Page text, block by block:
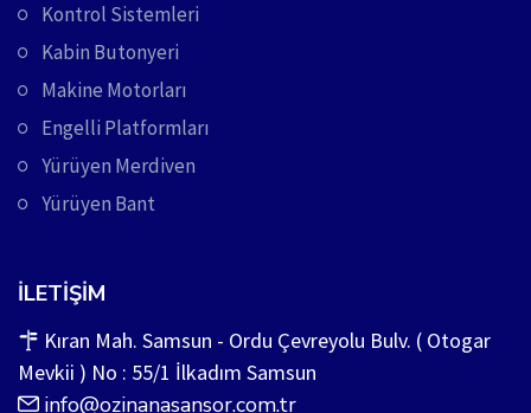
Kontrol Sistemleri
Kabin Butonyeri
Makine Motorları
Engelli Platformları
Yürüyen Merdiven
Yürüyen Bant
İLETIŞIM
Kıran Mah. Samsun - Ordu Çevreyolu Bulv. ( Otogar
Mevkii ) No : 55/1 İlkadım Samsun
info@ozinanasansor.com.tr